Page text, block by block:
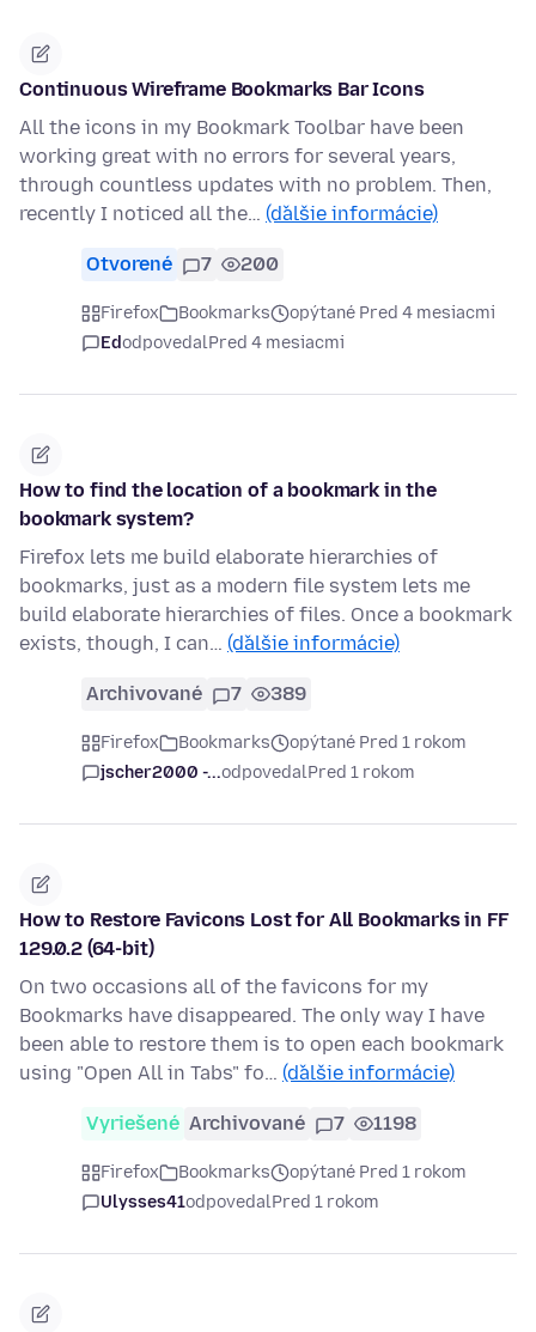
Continuous Wireframe Bookmarks Bar Icons
All the icons in my Bookmark Toolbar have been
working great with no errors for several years,
through countless updates with no problem. Then,
recently I noticed all the… (ďalšie informácie)
Otvorené 7 200
Firefox Bookmarks
opýtané Pred 4 mesiacmi
EdodpovedalPred 4 mesiacmi
How to find the location of a bookmark in the
bookmark system?
Firefox lets me build elaborate hierarchies of
bookmarks, just as a modern file system lets me
build elaborate hierarchies of files. Once a bookmark
exists, though, I can… (ďalšie informácie)
Archivované 7 389
Firefox Bookmarks
opýtané Pred 1 rokom
jscher2000 -...odpovedalPred 1 rokom
How to Restore Favicons Lost for All Bookmarks in FF
129.0.2 (64-bit)
On two occasions all of the favicons for my
Bookmarks have disappeared. The only way I have
been able to restore them is to open each bookmark
using "Open All in Tabs" fo… (ďalšie informácie)
Vyriešené Archivované 7 1198
Firefox Bookmarks
opýtané Pred 1 rokom
Ulysses41odpovedalPred 1 rokom